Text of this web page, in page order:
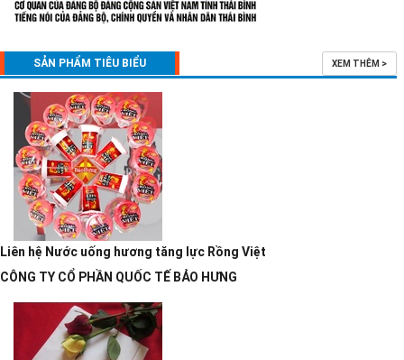
SẢN PHẨM TIÊU BIỂU XEM THÊM >
Liên hệ Nước uống hương tăng lực Rồng Việt
CÔNG TY CỔ PHẦN QUỐC TẾ BẢO HƯNG